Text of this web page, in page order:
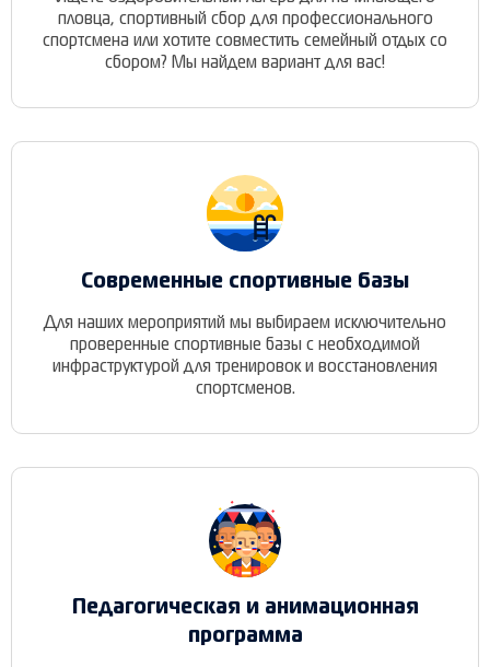
пловца, спортивный сбор для профессионального
спортсмена или хотите совместить семейный отдых со
сбором? Мы найдем вариант для вас!
Современные спортивные базы
Для наших мероприятий мы выбираем исключительно
проверенные спортивные базы с необходимой
инфраструктурой для тренировок и восстановления
спортсменов.
Педагогическая и анимационная
программа